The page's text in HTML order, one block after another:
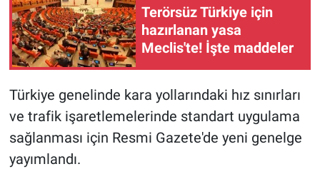
Terörsüz Türkiye için
hazırlanan yasa
Meclis'te! İşte maddeler
Türkiye genelinde kara yollarındaki hız sınırları
ve trafik işaretlemelerinde standart uygulama
sağlanması için Resmi Gazete'de yeni genelge
yayımlandı.
Gündem Özel
Günün görüntüsü
Haber
İlan